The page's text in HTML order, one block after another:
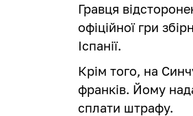
Гравця
офіційної гри
Іспанії.
Крім того, на
франків. Йому
сплати штрафу.